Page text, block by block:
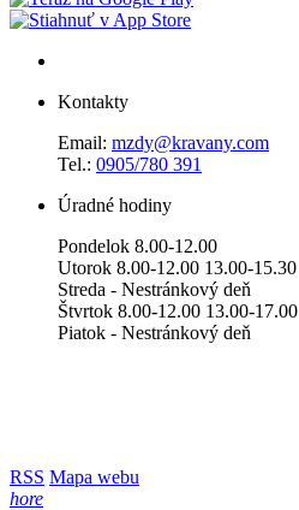
Kontakty
Email: mzdy@kravany.com
Tel.: 0905/780 391
Úradné hodiny
Pondelok 8.00-12.00
Utorok 8.00-12.00 13.00-15.30
Streda - Nestránkový deň
Štvrtok 8.00-12.00 13.00-17.00
Piatok - Nestránkový deň
RSS Mapa webu
hore